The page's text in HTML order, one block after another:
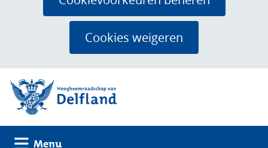
worden
toegestaan
Cookies weigeren
(naar homepage)
MenuUitklappen